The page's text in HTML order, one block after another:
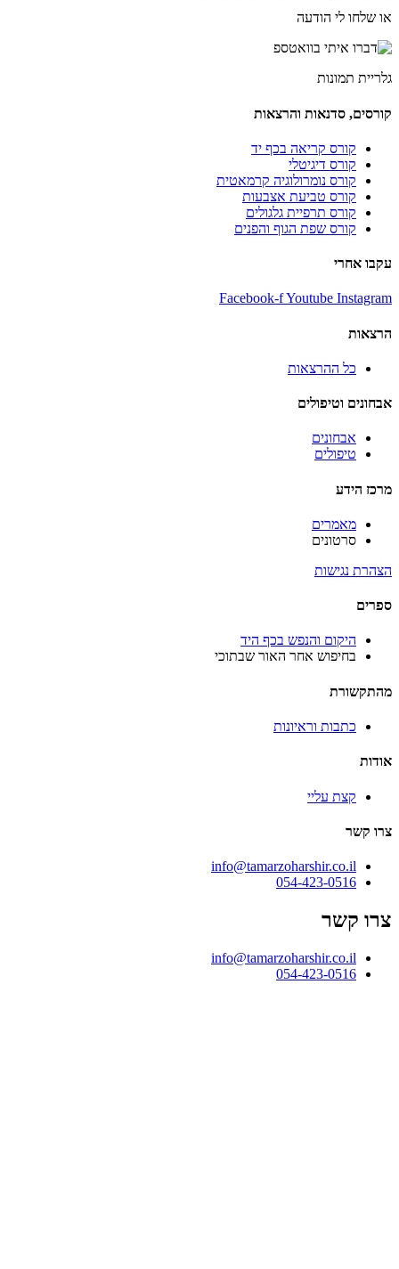
או שלחו לי הודעה
גלריית תמונות
קורסים, סדנאות והרצאות
קורס קריאה בכף יד
קורס דיגיטלי
קורס נומרולוגיה קרמאטית
קורס טביעת אצבעות
קורס תרפיית גלגולים
קורס שפת הגוף והפנים
עקבו אחרי
Facebook-fYoutube Instagram
הרצאות
כל ההרצאות
אבחונים וטיפולים
אבחונים
טיפולים
מרכז הידע
מאמרים
סרטונים
הצהרת נגישות
ספרים
היקום והנפש בכף היד
בחיפוש אחר האור שבתוכי
מהתקשורת
כתבות וראיונות
אודות
קצת עליי
צרו קשר
info@tamarzoharshir.co.il
054-423-0516
צרו קשר
info@tamarzoharshir.co.il
054-423-0516